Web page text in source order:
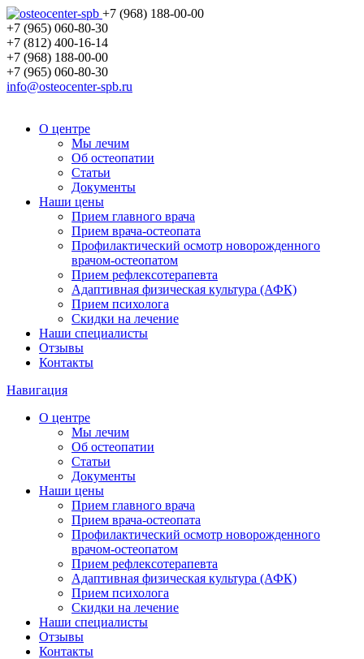
+7 (968) 188-00-00
+7 (965) 060-80-30
+7 (812) 400-16-14
+7 (968) 188-00-00
+7 (965) 060-80-30
info@osteocenter-spb.ru
О центре
Мы лечим
Об остеопатии
Статьи
Документы
Наши цены
Прием главного врача
Прием врача-остеопата
Профилактический осмотр новорожденного
врачом-остеопатом
Прием рефлексотерапевта
Адаптивная физическая культура (АФК)
Прием психолога
Скидки на лечение
Наши специалисты
Отзывы
Контакты
Навигация
О центре
Мы лечим
Об остеопатии
Статьи
Документы
Наши цены
Прием главного врача
Прием врача-остеопата
Профилактический осмотр новорожденного
врачом-остеопатом
Прием рефлексотерапевта
Адаптивная физическая культура (АФК)
Прием психолога
Скидки на лечение
Наши специалисты
Отзывы
Контакты